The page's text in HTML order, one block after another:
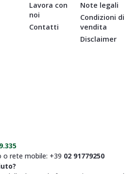
Lavora con
noi
Contatti
Note legali
Condizioni di
vendita
Disclaimer
o rete mobile: +39 02 91779250